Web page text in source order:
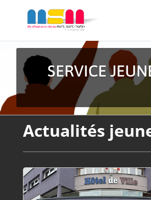
SERVICE
Actualités